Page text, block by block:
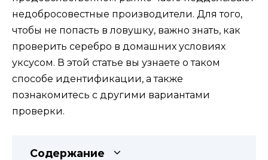
недобросовестные производители. Для того,
чтобы не попасть в ловушку, важно знать, как
проверить серебро в домашних условиях
уксусом. В этой статье вы узнаете о таком
способе идентификации, а также
познакомитесь с другими вариантами
проверки.
Содержание